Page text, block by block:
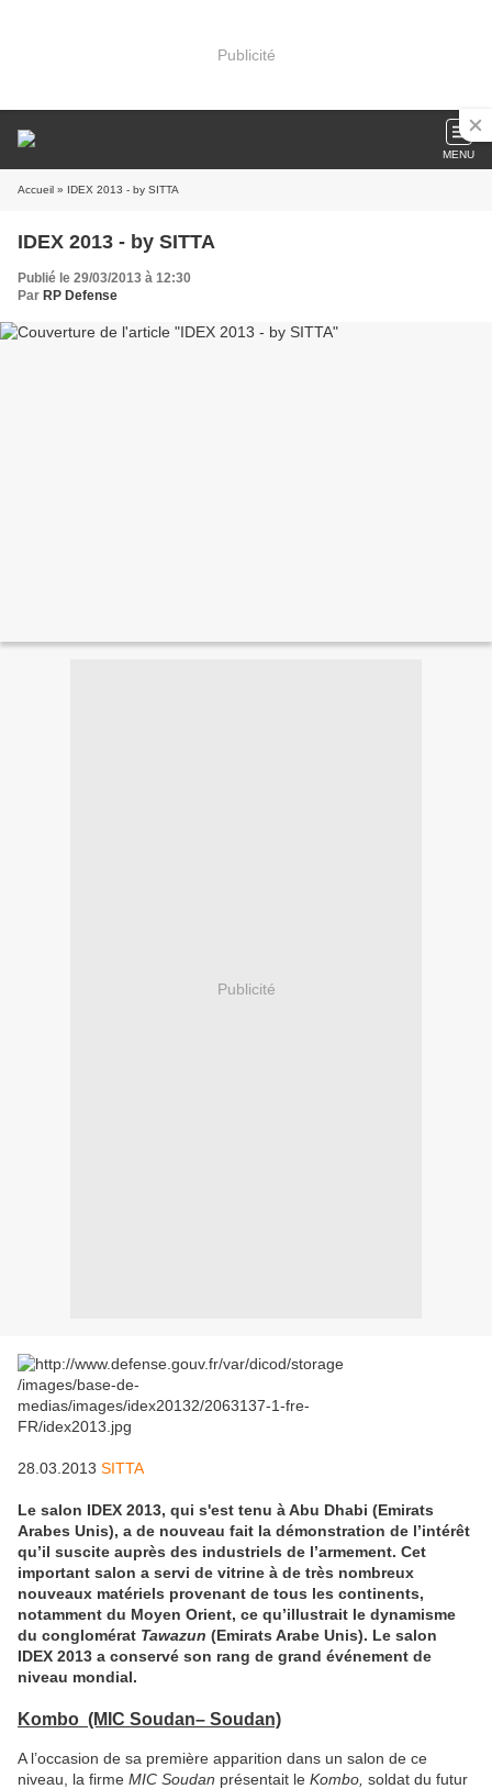
Publicité
MENU
Accueil » IDEX 2013 - by SITTA
IDEX 2013 - by SITTA
Publié le 29/03/2013 à 12:30
Par RP Defense
Publicité
28.03.2013 SITTA
Le salon IDEX 2013, qui s'est tenu à Abu Dhabi (Emirats
Arabes Unis), a de nouveau fait la démonstration de l’intérêt
qu’il suscite auprès des industriels de l’armement. Cet
important salon a servi de vitrine à de très nombreux
nouveaux matériels provenant de tous les continents,
notamment du Moyen Orient, ce qu’illustrait le dynamisme
du conglomérat Tawazun (Emirats Arabe Unis). Le salon
IDEX 2013 a conservé son rang de grand événement de
niveau mondial.
Kombo (MIC Soudan– Soudan)
A l’occasion de sa première apparition dans un salon de ce
niveau, la firme MIC Soudan présentait le Kombo, soldat du futur